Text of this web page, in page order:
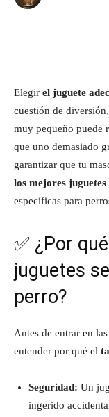
Elegir el juguete
cuestión de
muy pequeño puede
que uno demasiado
garantizar que tu
los mejores juguetes
específicas para
✅ ¿Por
juguetes
perro?
Antes de entrar en
entender por qué el
Seguridad: Un
ingerido